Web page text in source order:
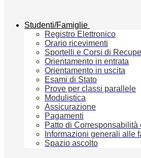
Studenti/Famiglie
Registro Elettronico
Orario ricevimenti
Sportelli e Corsi di
Orientamento in entrata
Orientamento in uscita
Esami di Stato
Prove per classi parallele
Modulistica
Assicurazione
Pagamenti
Patto di
Informazioni generali alle
Spazio ascolto